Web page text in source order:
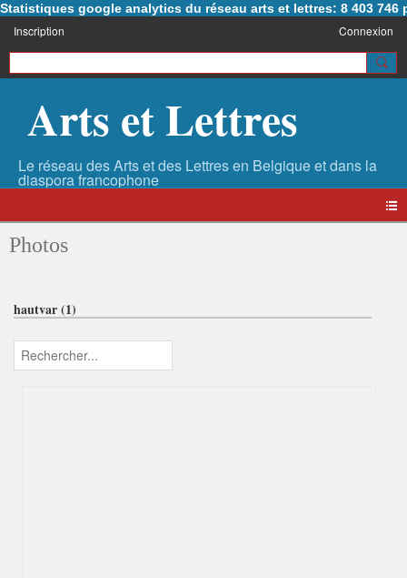
Statistiques google analytics du réseau arts et lettres: 8 403 746
Inscription Connexion
Arts et Lettres
Photos
hautvar (1)